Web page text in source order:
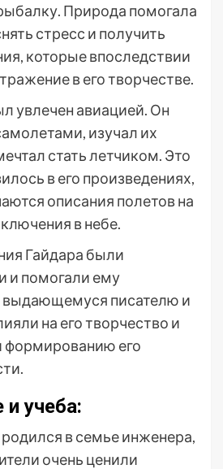
Природа помогала
стресс и получить
которые впоследствии
в его творчестве.
увлечен авиацией. Он
изучал их
стать летчиком. Это
в его произведениях,
описания полетов на
в небе.
Гайдара были
и помогали ему
выдающемуся писателю и
на его творчество и
формированию его
и учеба:
в семье инженера,
очень ценили